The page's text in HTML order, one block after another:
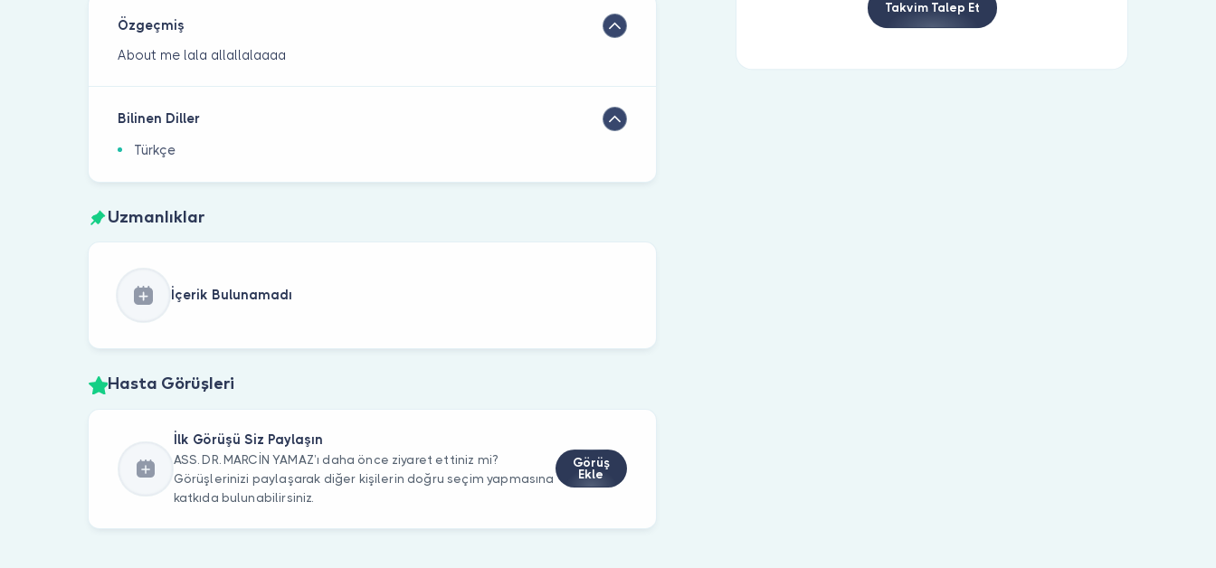
Özgeçmiş
About me lala allallalaaaa
Bilinen Diller
Türkçe
Uzmanlıklar
İçerik Bulunamadı
Hasta Görüşleri
İlk Görüşü Siz Paylaşın
ASS. DR. MARCİN YAMAZ’ı daha önce ziyaret ettiniz mi?
Görüşlerinizi paylaşarak diğer kişilerin doğru seçim yapmasına
katkıda bulunabilirsiniz.
Görüş
Ekle
Takvim Talep Et